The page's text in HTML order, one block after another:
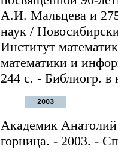
А.И. Мальцева и
наук /
Институт
математики и
244 с. - Библиогр. в
2003
Академик
горница. - 2003. -